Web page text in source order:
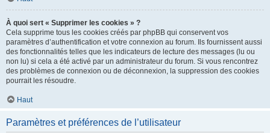
À quoi sert « Supprimer les cookies » ?
Cela supprime tous les cookies créés par phpBB qui conservent vos
paramètres d’authentification et votre connexion au forum. Ils fournissent aussi
des fonctionnalités telles que les indicateurs de lecture des messages (lu ou
non lu) si cela a été activé par un administrateur du forum. Si vous rencontrez
des problèmes de connexion ou de déconnexion, la suppression des cookies
pourrait les résoudre.
Haut
Paramètres et préférences de l’utilisateur